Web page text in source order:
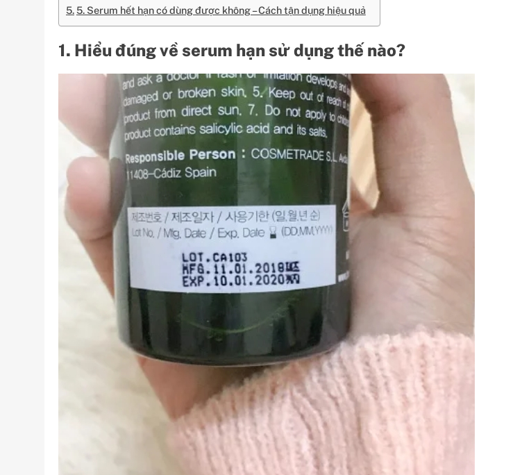
5. Serum hết hạn có dùng được không – Cách tận dụng hiệu quả
1. Hiểu đúng về serum hạn sử dụng thế nào?